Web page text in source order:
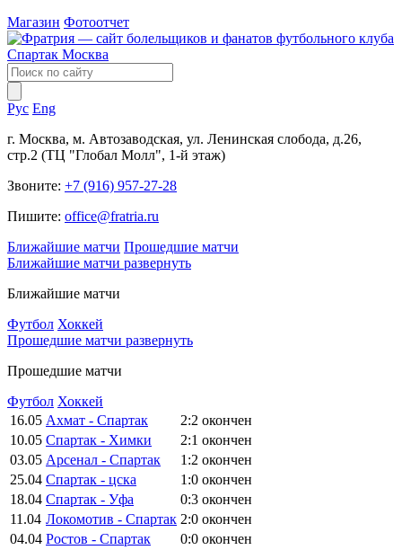
Магазин Фотоотчет
Рус Eng
г. Москва, м. Автозаводская, ул. Ленинская слобода, д.26,
стр.2 (ТЦ "Глобал Молл", 1-й этаж)
Звоните: +7 (916) 957-27-28
Пишите: office@fratria.ru
Ближайшие матчи Прошедшие матчи
Ближайшие матчи развернуть
Ближайшие матчи
Футбол Хоккей
Прошедшие матчи развернуть
Прошедшие матчи
Футбол Хоккей
16.05 Ахмат - Спартак 2:2 окончен
10.05 Спартак - Химки 2:1 окончен
03.05 Арсенал - Спартак 1:2 окончен
25.04 Спартак - цска 1:0 окончен
18.04 Спартак - Уфа 0:3 окончен
11.04 Локомотив - Спартак 2:0 окончен
04.04 Ростов - Спартак 0:0 окончен